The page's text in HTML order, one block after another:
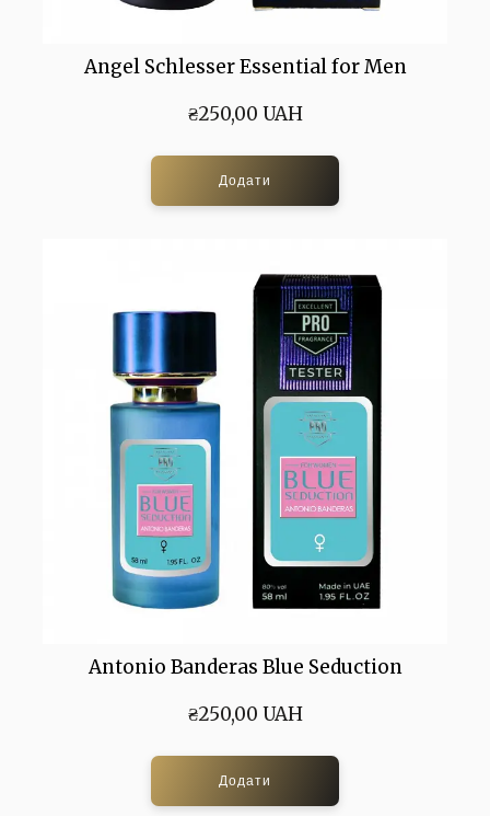
Angel Schlesser Essential for Men
₴250,00 UAH
Додати
Antonio Banderas Blue Seduction
₴250,00 UAH
Додати